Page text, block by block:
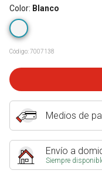
Color: Blanco
Código:7007138
Medios de
Envío a
Siempre